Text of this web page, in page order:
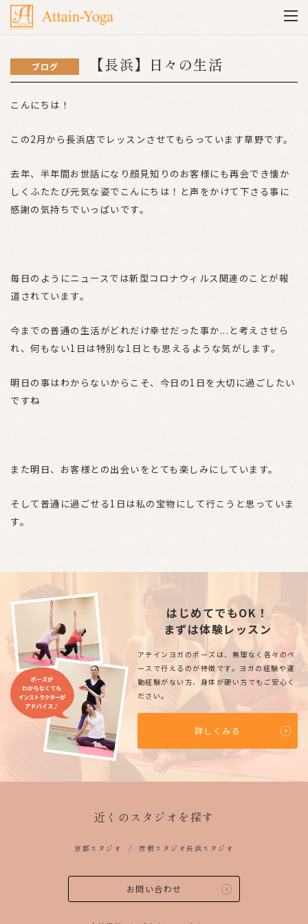
ブログ 【長浜】日々の生活
こんにちは！
この2月から長浜店でレッスンさせてもらっています草野です。
去年、半年間お世話になり顔見知りのお客様にも再会でき懐か
しくふたたび元気な姿でこんにちは！と声をかけて下さる事に
感謝の気持ちでいっぱいです。
毎日のようにニュースでは新型コロナウィルス関連のことが報
道されています。
今までの普通の生活がどれだけ幸せだった事か...と考えさせら
れ、何もない1日は特別な1日とも思えるような気がします。
明日の事はわからないからこそ、今日の1日を大切に過ごしたい
ですね
また明日、お客様との出会いをとても楽しみにしています。
そして普通に過ごせる1日は私の宝物にして行こうと思っていま
す。
はじめてでもOK！
まずは体験レッスン
アテインヨガのポーズは、無理なく各々のペ
ースで行えるのが特徴です。ヨガの経験や運
動経験がない方、身体が硬い方でもご安心く
ださい。
詳しくみる
近くのスタジオを探す
京都スタジオ 彦根スタジオ 長浜スタジオ
お問い合わせ